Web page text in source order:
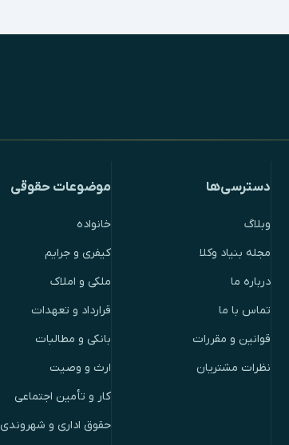
دسترسی‌ها
وبلاگ
مجله بنیاد وکلا
درباره ما
تماس با ما
قوانین و مقررات
نظرات مشتریان
موضوعات حقوقی
خانواده
کیفری و جرایم
ملکی و املاک
قرارداد و تعهدات
بانکی و مطالبات
ارث و وصیت
کار و تأمین اجتماعی
حقوق اداری و شهروندی